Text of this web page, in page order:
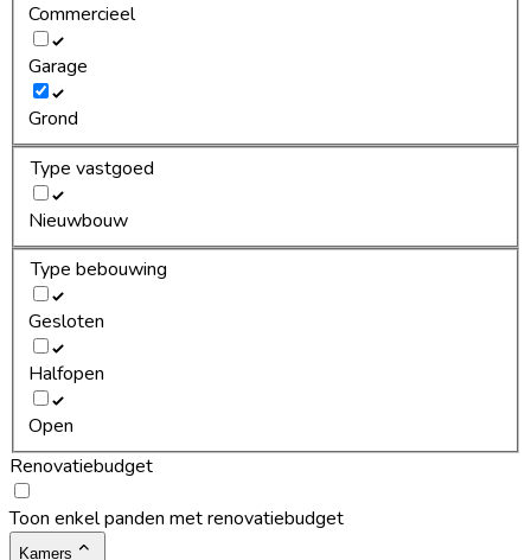
Commercieel
Garage
Grond
Type vastgoed
Nieuwbouw
Type bebouwing
Gesloten
Halfopen
Open
Renovatiebudget
Toon enkel panden met renovatiebudget
Kamers